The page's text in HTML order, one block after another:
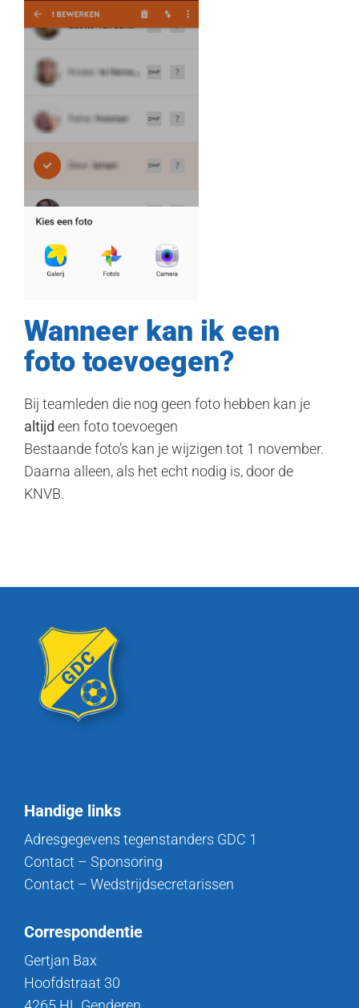
Wanneer kan ik een
foto toevoegen?
Bij teamleden die nog geen foto hebben kan je
altijd een foto toevoegen
Bestaande foto’s kan je wijzigen tot 1 november.
Daarna alleen, als het echt nodig is, door de
KNVB.
Handige links
Adresgegevens tegenstanders GDC 1
Contact – Sponsoring
Contact – Wedstrijdsecretarissen
Correspondentie
Gertjan Bax
Hoofdstraat 30